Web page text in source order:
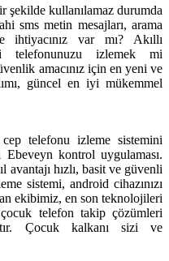
şekilde kullanılamaz durumda
sms metin mesajları, arama
ihtiyacınız var mı? Akıllı
telefonunuzu izlemek mi
amacınız için en yeni ve
güncel en iyi mükemmel
telefonu izleme sistemini
kontrol uygulaması.
avantajı hızlı, basit ve güvenli
sistemi, android cihazınızı
ekibimiz, en son teknolojileri
telefon takip çözümleri
Çocuk kalkanı sizi ve